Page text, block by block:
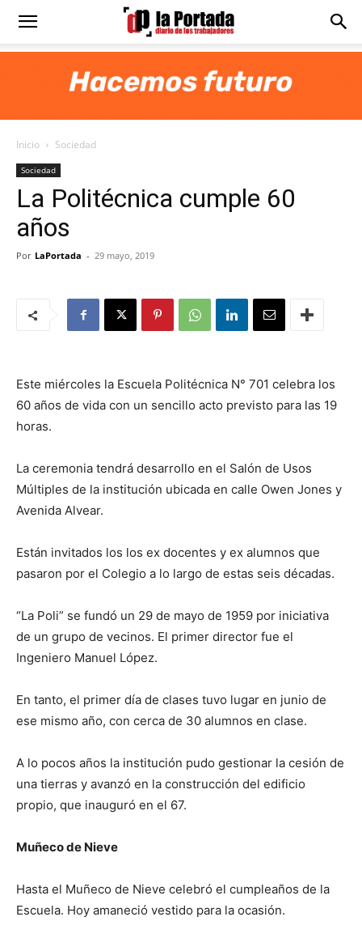
Diario
Portada
Inicio Sociedad
Sociedad
La Politécnica cumple 60
años
Por LaPortada - 29 mayo, 2019
Este miércoles la Escuela Politécnica N° 701 celebra los
60 años de vida con un sencillo acto previsto para las 19
horas.
La ceremonia tendrá desarrollo en el Salón de Usos
Múltiples de la institución ubicada en calle Owen Jones y
Avenida Alvear.
Están invitados los los ex docentes y ex alumnos que
pasaron por el Colegio a lo largo de estas seis décadas.
“La Poli” se fundó un 29 de mayo de 1959 por iniciativa
de un grupo de vecinos. El primer director fue el
Ingeniero Manuel López.
En tanto, el primer día de clases tuvo lugar en junio de
ese mismo año, con cerca de 30 alumnos en clase.
A lo pocos años la institución pudo gestionar la cesión de
una tierras y avanzó en la construcción del edificio
propio, que inauguró en el 67.
Muñeco de Nieve
Hasta el Muñeco de Nieve celebró el cumpleaños de la
Escuela. Hoy amaneció vestido para la ocasión.